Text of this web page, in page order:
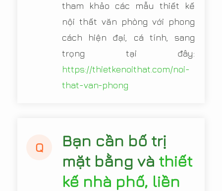
tham khảo các mẫu thiết kế
nội thất văn phòng với phong
cách hiện đại, cá tính, sang
trọng tại đây:
https://thietkenoithat.com/noi-
that-van-phong
Q
Bạn cần bố trị
mặt bằng và thiết
kế nhà phố, liền